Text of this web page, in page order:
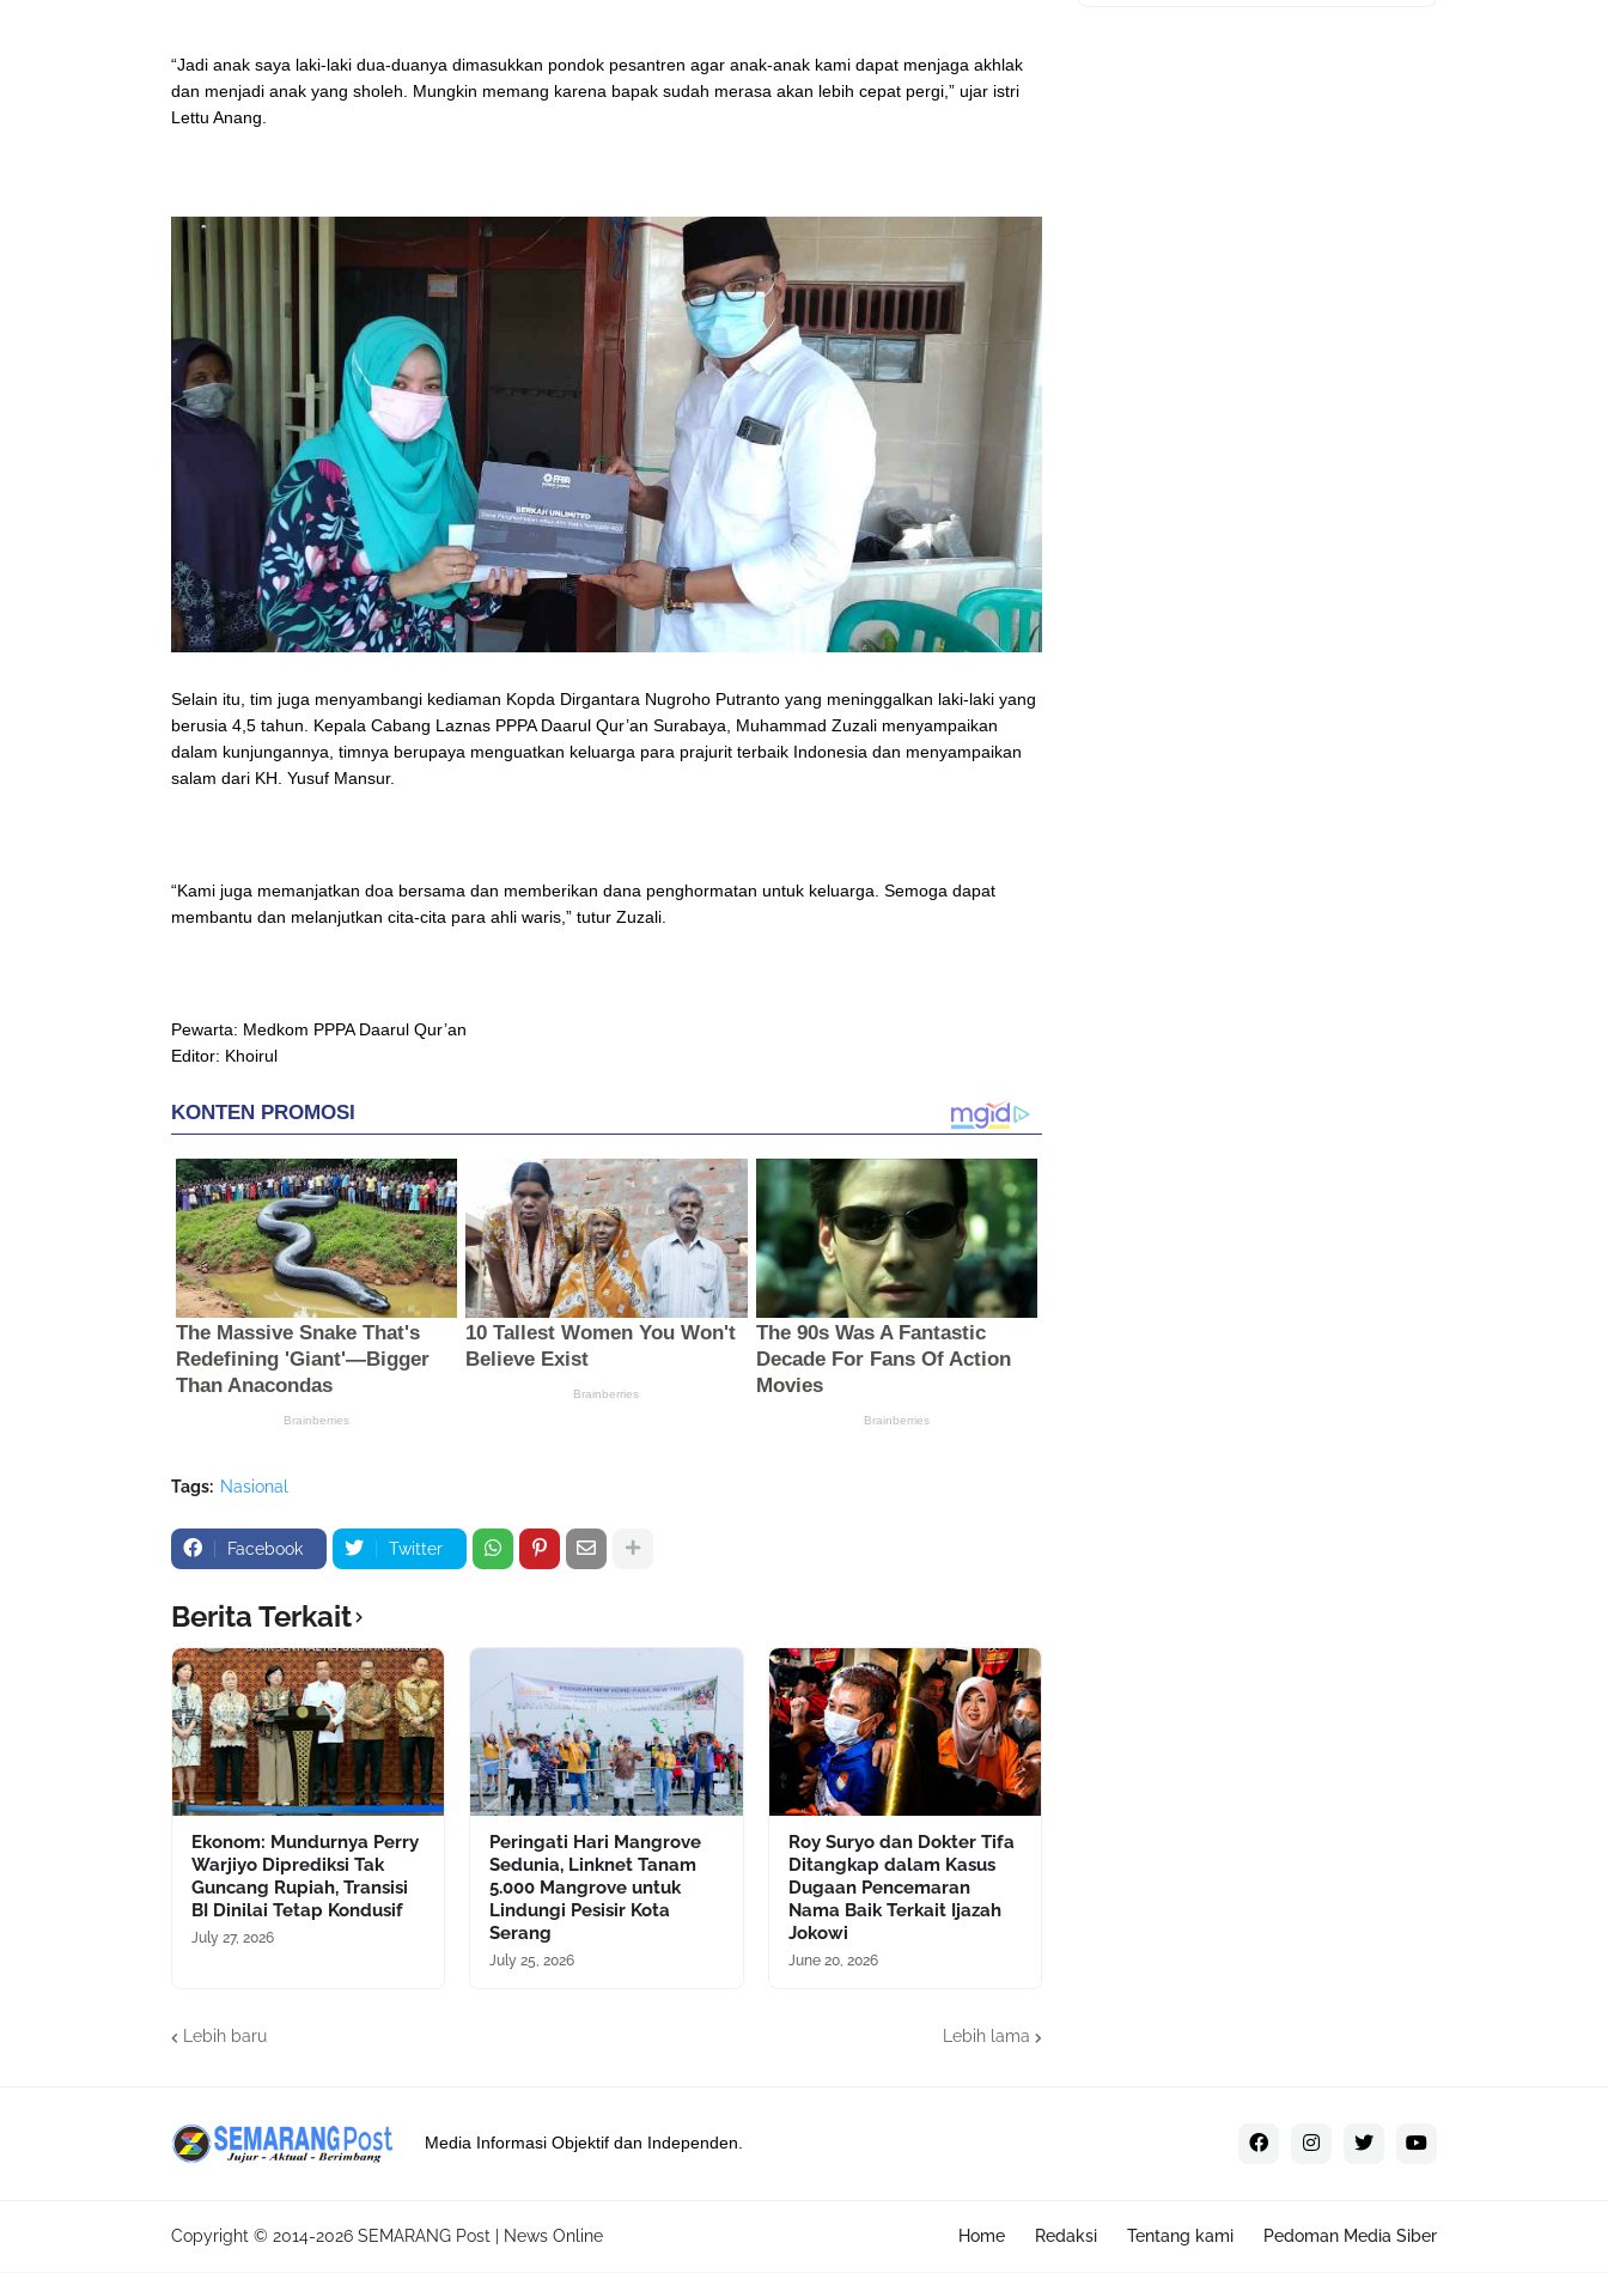
“Jadi anak saya laki-laki dua-duanya dimasukkan pondok pesantren agar anak-anak kami dapat menjaga akhlak
dan menjadi anak yang sholeh. Mungkin memang karena bapak sudah merasa akan lebih cepat pergi,” ujar istri
Lettu Anang.
Selain itu, tim juga menyambangi kediaman Kopda Dirgantara Nugroho Putranto yang meninggalkan laki-laki yang
berusia 4,5 tahun. Kepala Cabang Laznas PPPA Daarul Qur’an Surabaya, Muhammad Zuzali menyampaikan
dalam kunjungannya, timnya berupaya menguatkan keluarga para prajurit terbaik Indonesia dan menyampaikan
salam dari KH. Yusuf Mansur.
“Kami juga memanjatkan doa bersama dan memberikan dana penghormatan untuk keluarga. Semoga dapat
membantu dan melanjutkan cita-cita para ahli waris,” tutur Zuzali.
Pewarta: Medkom PPPA Daarul Qur’an
Editor: Khoirul
Tags: Nasional
Facebook Twitter
Berita Terkait
Ekonom: Mundurnya Perry
Warjiyo Diprediksi Tak
Guncang Rupiah, Transisi
BI Dinilai Tetap Kondusif
July 27, 2026
Peringati Hari Mangrove
Sedunia, Linknet Tanam
5.000 Mangrove untuk
Lindungi Pesisir Kota
Serang
July 25, 2026
Roy Suryo dan Dokter Tifa
Ditangkap dalam Kasus
Dugaan Pencemaran
Nama Baik Terkait Ijazah
Jokowi
June 20, 2026
Lebih baru Lebih lama
Media Informasi Objektif dan Independen.
Copyright © 2014-2026 SEMARANG Post | News Online Home Redaksi Tentang kami Pedoman Media Siber